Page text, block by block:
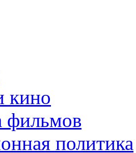
кино
фильмов
политика